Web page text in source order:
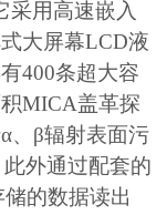
采用高速嵌入
大屏幕LCD液
400条超大容
MICA盖革探
、β辐射表面污
外通过配套的
的数据读出